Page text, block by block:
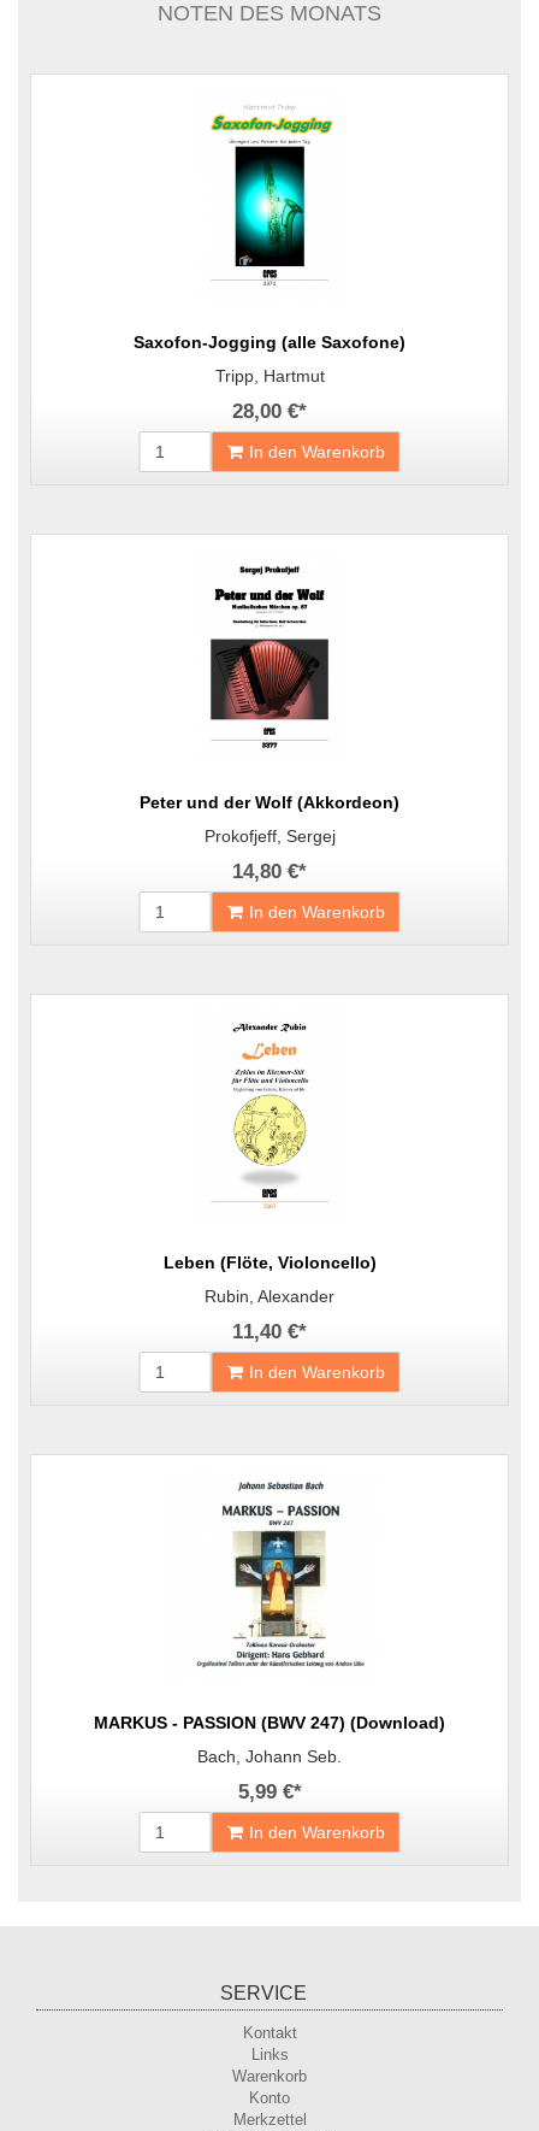
NOTEN DES MONATS
Saxofon-Jogging (alle Saxofone)
Tripp, Hartmut
28,00 €*
In den Warenkorb
Peter und der Wolf (Akkordeon)
Prokofjeff, Sergej
14,80 €*
In den Warenkorb
Leben (Flöte, Violoncello)
Rubin, Alexander
11,40 €*
In den Warenkorb
MARKUS - PASSION (BWV 247) (Download)
Bach, Johann Seb.
5,99 €*
In den Warenkorb
SERVICE
Kontakt
Links
Warenkorb
Konto
Merkzettel